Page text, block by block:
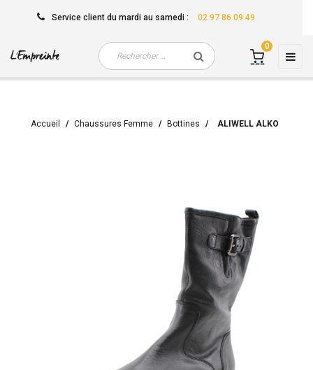
Service client du mardi au samedi : 02 97 86 09 49
☰
0
Accueil Chaussures Femme Bottines ALIWELL ALKO